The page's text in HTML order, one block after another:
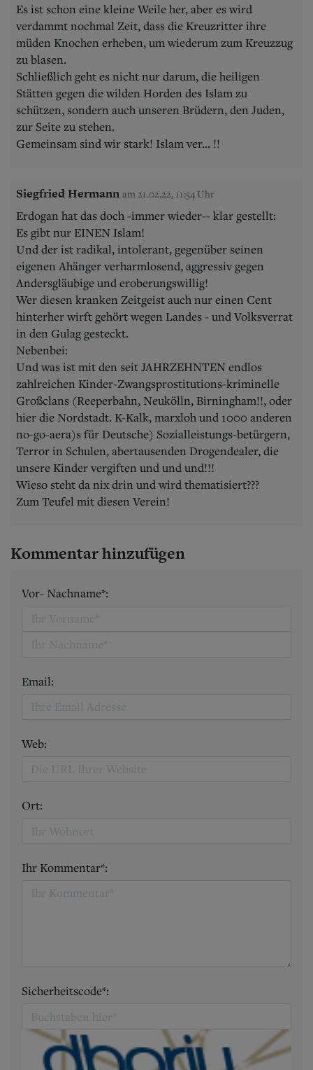
Es ist schon eine kleine Weile her, aber es wird
verdammt nochmal Zeit, dass die Kreuzritter ihre
müden Knochen erheben, um wiederum zum Kreuzzug
zu blasen.
Schließlich geht es nicht nur darum, die heiligen
Stätten gegen die wilden Horden des Islam zu
schützen, sondern auch unseren Brüdern, den Juden,
zur Seite zu stehen.
Gemeinsam sind wir stark! Islam ver... !!
Siegfried Hermann am 21.02.22, 11:54 Uhr
Erdogan hat das doch -immer wieder-- klar gestellt:
Es gibt nur EINEN Islam!
Und der ist radikal, intolerant, gegenüber seinen
eigenen Ahänger verharmlosend, aggressiv gegen
Andersgläubige und eroberungswillig!
Wer diesen kranken Zeitgeist auch nur einen Cent
hinterher wirft gehört wegen Landes - und Volksverrat
in den Gulag gesteckt.
Nebenbei:
Und was ist mit den seit JAHRZEHNTEN endlos
zahlreichen Kinder-Zwangsprostitutions-kriminelle
Großclans (Reeperbahn, Neukölln, Birningham!!, oder
hier die Nordstadt. K-Kalk, marxloh und 1000 anderen
no-go-aera)s für Deutsche) Sozialleistungs-betürgern,
Terror in Schulen, abertausenden Drogendealer, die
unsere Kinder vergiften und und und!!!
Wieso steht da nix drin und wird thematisiert???
Zum Teufel mit diesen Verein!
Kommentar hinzufügen
Vor- Nachname*:
Email:
Web:
Ort:
Ihr Kommentar*:
Sicherheitscode*: